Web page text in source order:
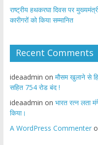
राष्ट्रीय हथकरघा दिवस पर
कारीगरों को किया सम्मानित
Recent Comments
ideaadmin on मौसम खुलाने से
सहित 754 रोड बंद !
ideaadmin on भारत रत्न लता
किया।
A WordPress Commenter